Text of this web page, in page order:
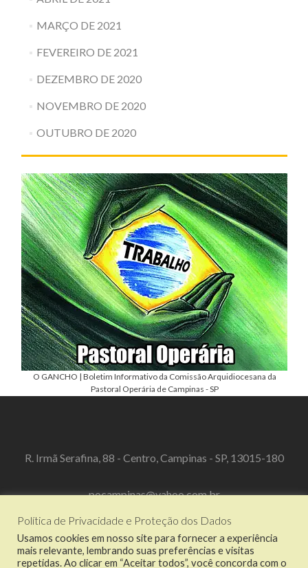
MARÇO DE 2021
FEVEREIRO DE 2021
DEZEMBRO DE 2020
NOVEMBRO DE 2020
OUTUBRO DE 2020
O GANCHO | Boletim Informativo da Comissão Arquidiocesana da
Pastoral Operária de Campinas - SP
R. Irmã Serafina, 88 - Centro, Campinas - SP, 13015-180
pocampinas@yahoo.com.br
(19) 3519-3067
Política de Privacidade e Proteção dos Dados
Usamos cookies em nosso site para fornecer a experiência
mais relevante, lembrando suas preferências e visitas
repetidas. Ao clicar em “Aceitar todos”, você concorda com o